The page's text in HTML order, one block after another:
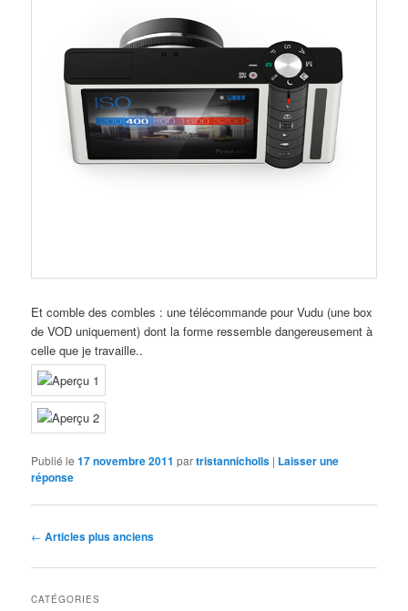
Et comble des combles : une télécommande pour Vudu (une box
de VOD uniquement) dont la forme ressemble dangereusement à
celle que je travaille..
Publié le17 novembre 2011 partristannicholls | Laisser une
réponse
Navigation
articles
← Articles plus anciens
CATÉGORIES